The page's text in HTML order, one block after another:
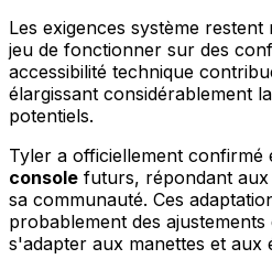
Les exigences système
jeu de fonctionner sur des
accessibilité technique
élargissant considérablement
potentiels.
Tyler a officiellement confirmé
console futurs, répondant aux
sa communauté. Ces
probablement des
s'adapter aux manettes et aux